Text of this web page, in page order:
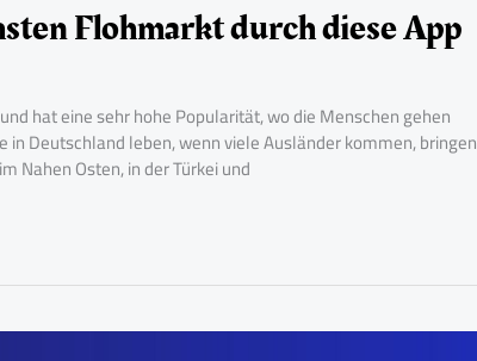
Flohmarkt durch diese App
hat eine sehr hohe Popularität, wo die Menschen gehen
Deutschland leben, wenn viele Ausländer kommen, bringen
Nahen Osten, in der Türkei und